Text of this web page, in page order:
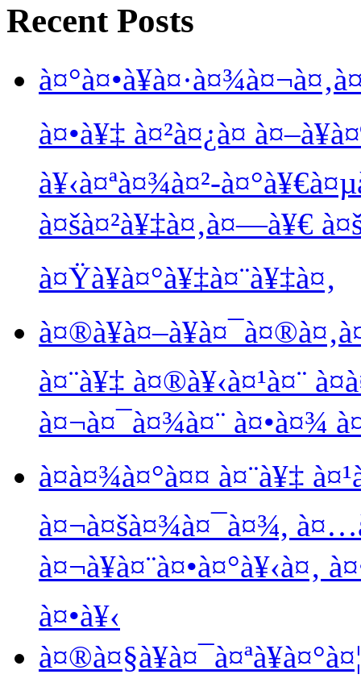
Recent Posts
à¤•à¥‡ à¤²à¤¿à¤
à¥‹à¤ªà¤¾à¤²-
à¤šà¤²à¥‡à¤‚à¤—à¥€
à¤Ÿà¥à¤°à¥‡à¤¨à¥‡à¤‚
à¤¨à¥‡ à¤®à¥‹à¤¹à¤¨
à¤¬à¤¯à¤¾à¤¨ à¤•à¤¾
à¤­à¤¾à¤°à¤¤ à¤¨à¥‡
à¤¬à¤šà¤¾à¤¯à¤¾,
à¤¬à¥à¤¨à¤•à¤°à¥‹à¤‚
à¤•à¥‹